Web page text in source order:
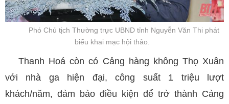
Phó Chủ tịch Thường trực UBND tỉnh Nguyễn Văn Thi phát
biểu khai mạc hội thảo.
Thanh Hoá còn có Cảng hàng không Thọ Xuân
với nhà ga hiện đại, công suất 1 triệu lượt
khách/năm, đảm bảo điều kiện để trở thành Cảng